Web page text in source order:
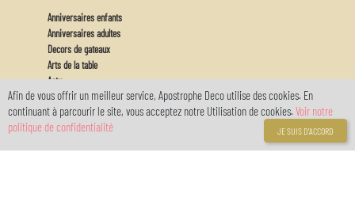
Anniversaires enfants
Anniversaires adultes
Decors de gateaux
Arts de la table
Actu
Feux d'artifices
Baby
Mon Compte
Afin de vous offrir un meilleur service, Apostrophe Deco utilise des cookies. En
continuant à parcourir le site, vous acceptez notre Utilisation de cookies. Voir notre
politique de confidentialité
JE SUIS D'ACCORD